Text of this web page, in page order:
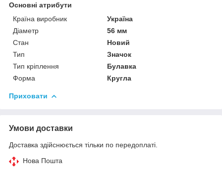
Основні атрибути
Країна виробник
Україна
Діаметр
56 мм
Стан
Новий
Тип
Значок
Тип кріплення
Булавка
Форма
Кругла
Приховати
Умови доставки
Доставка здійснюється тільки по передоплаті.
Нова Пошта